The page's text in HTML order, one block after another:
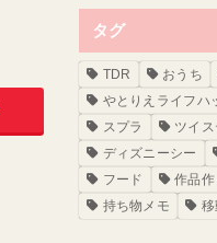
タグ
TDR おうち
やとりえライフハ
スプラ
ツイス
ディズニーシー
フード
作品作
持ち物メモ